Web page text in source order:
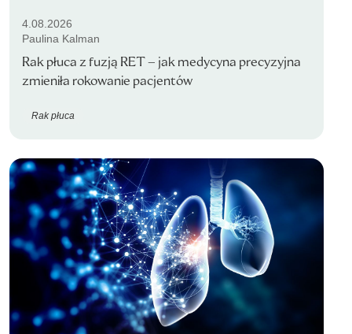
4.08.2026
Paulina Kalman
Rak płuca z fuzją RET – jak medycyna precyzyjna
zmieniła rokowanie pacjentów
Rak płuca